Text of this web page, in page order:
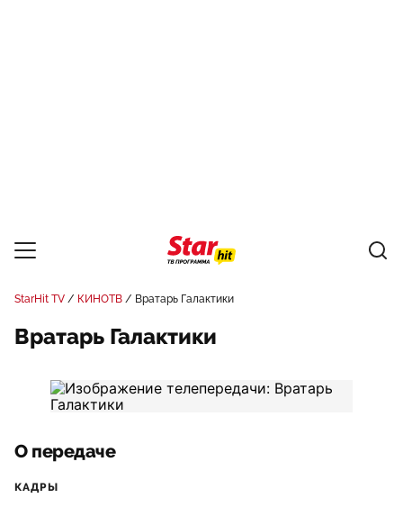
StarHit TV КИНОТВ Вратарь Галактики
Вратарь Галактики
О передаче
КАДРЫ